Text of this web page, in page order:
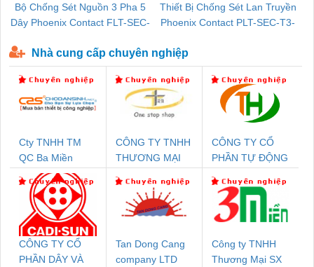
Bộ Chống Sét Nguồn 3 Pha 5
Dây Phoenix Contact FLT-SEC-
Thiết Bị Chống Sét Lan Truyền
Phoenix Contact PLT-SEC-T3-
Nhà cung cấp chuyên nghiệp
Cty TNHH TM
QC Ba Miền
CÔNG TY TNHH
THƯƠNG MẠI
NAM
CÔNG TY CỔ
PHẦN TỰ ĐỘNG
CÔNG TY CỔ
PHẦN DÂY VÀ
Tan Dong Cang
company LTD
Công ty TNHH
Thương Mại SX